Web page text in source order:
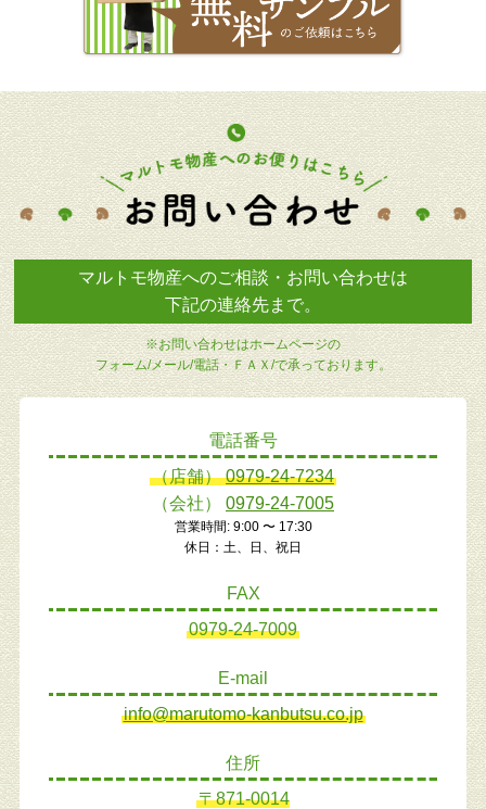
マルトモ物産へのご相談・お問い合わせは
下記の連絡先まで。
※お問い合わせはホームページの
フォーム/メール/電話・ＦＡＸ/で承っております。
電話番号
（店舗）0979-24-7234
（会社） 0979-24-7005
営業時間: 9:00 〜 17:30
休日：土、日、祝日
FAX
0979-24-7009
E-mail
info@marutomo-kanbutsu.co.jp
住所
〒871-0014